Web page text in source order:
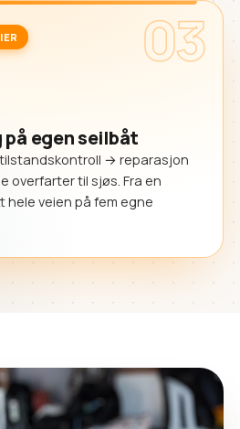
03
på egen seilbåt
→ reparasjon
overfarter til sjøs. Fra en
hele veien på fem egne